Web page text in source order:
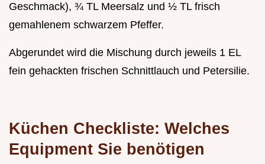
Geschmack), ¾ TL Meersalz und ½ TL frisch
gemahlenem schwarzem Pfeffer.
Abgerundet wird die Mischung durch jeweils 1 EL
fein gehackten frischen Schnittlauch und Petersilie.
Küchen Checkliste: Welches
Equipment Sie benötigen